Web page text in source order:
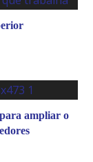
ampliar o